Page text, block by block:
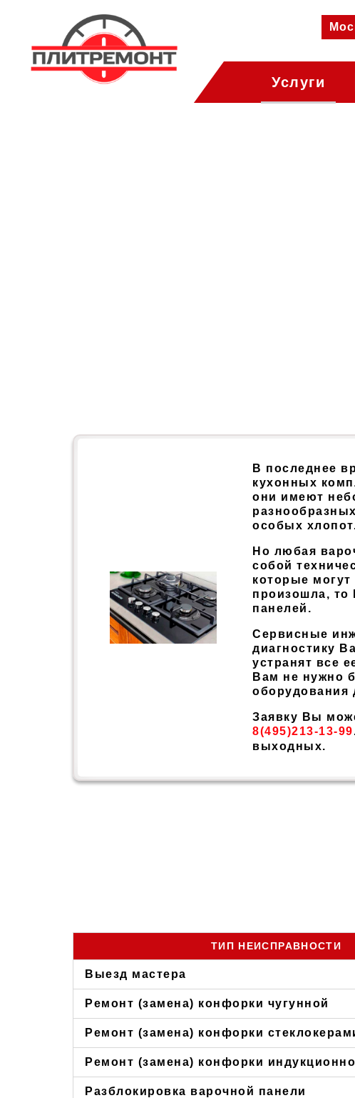
Услуги
В последнее
кухонных
они имеют
особых
Но любая
собой
которые
произошла, то
панелей.
Сервисные
диагностику
устранят все
Вам не нужно
оборудования
Заявку Вы
8(495)213-13-99
выходных.
ТИП НЕИСПРАВНОСТИ
Выезд мастера
Ремонт (замена) конфорки чугунной
Ремонт (замена) конфорки
Ремонт (замена) конфорки
Разблокировка варочной панели